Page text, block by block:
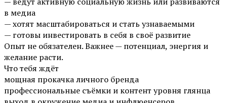
в медиа
— хотят масштабироваться и стать узнаваемыми
— готовы инвестировать в себя в своё развитие
Опыт не обязателен. Важнее — потенциал, энергия и
желание расти.
Что тебя ждёт
мощная прокачка личного бренда
профессиональные съёмки и контент уровня глянца